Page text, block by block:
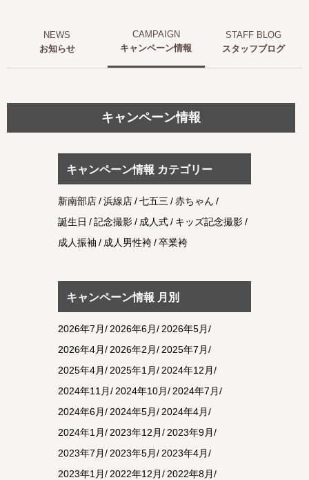
お知らせ キャンペーン情報 スタッフブログ
キャンペーン情報
キャンペーン情報 カテゴリー
新南部店 浜線店 七五三
赤ちゃん
誕生日
記念撮影 成人式
キッズ記念撮影
成人振袖
成人男性袴 卒業袴
キャンペーン情報 月別
2026年7月 2026年6月
2026年5月
2026年4月
2026年2月
2025年7月
2025年4月
2025年1月
2024年12月
2024年11月
2024年10月
2024年7月
2024年6月
2024年5月
2024年4月
2024年1月
2023年12月
2023年9月
2023年7月
2023年5月
2023年4月
2023年1月
2022年12月
2022年8月